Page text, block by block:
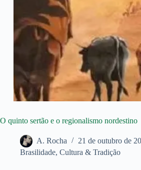
O quinto sertão e o regionalismo nordestino
A. Rocha
21 de outubro de
Brasilidade, Cultura & Tradição